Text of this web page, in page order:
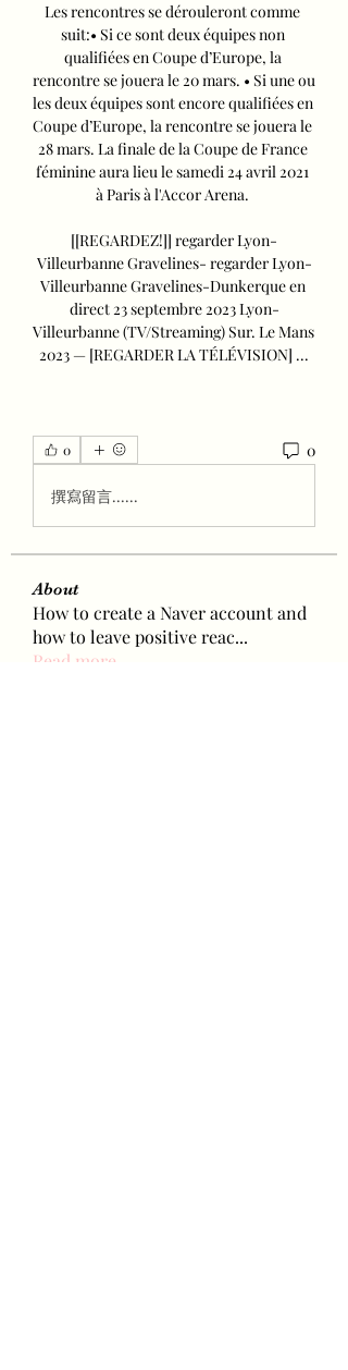
Les rencontres se dérouleront comme
suit:• Si ce sont deux équipes non
qualifiées en Coupe d’Europe, la
rencontre se jouera le 20 mars. • Si une ou
les deux équipes sont encore qualifiées en
Coupe d’Europe, la rencontre se jouera le
28 mars. La finale de la Coupe de France
féminine aura lieu le samedi 24 avril 2021
à Paris à l'Accor Arena.
[[REGARDEZ!]] regarder Lyon-
Villeurbanne Gravelines- regarder Lyon-
Villeurbanne Gravelines-Dunkerque en
direct 23 septembre 2023 Lyon-
Villeurbanne (TV/Streaming) Sur. Le Mans
2023 — [REGARDER LA TÉLÉVISION] ...
0 0
撰寫留言......
About
How to create a Naver account and
how to leave positive reac...
Read more